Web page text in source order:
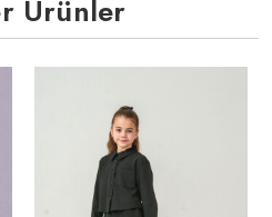
Ürünler